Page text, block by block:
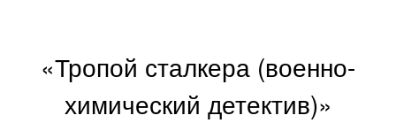
«Тропой сталкера (военно-
химический детектив)»